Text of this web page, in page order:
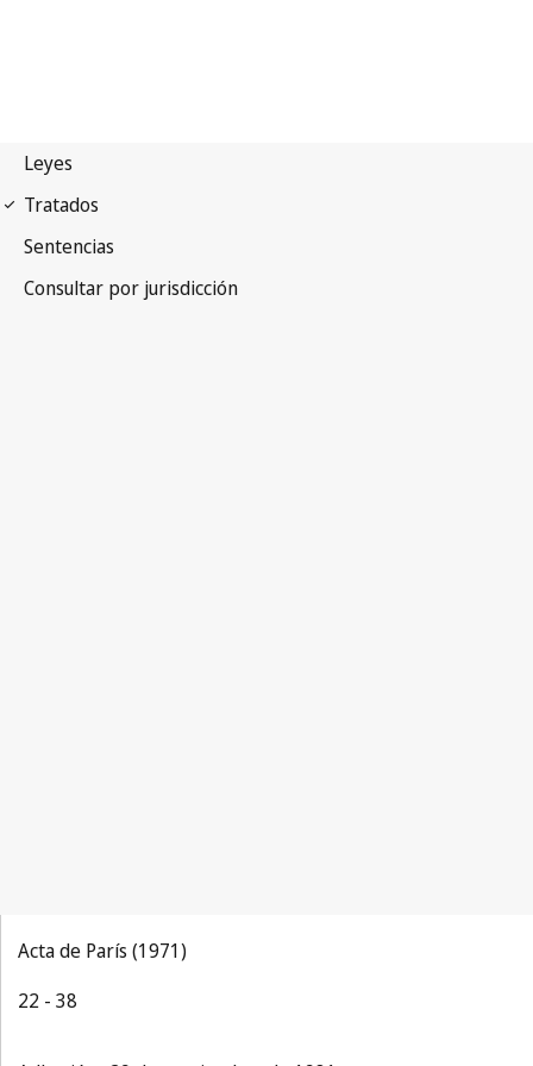
Acta de París (1971)
22 - 38